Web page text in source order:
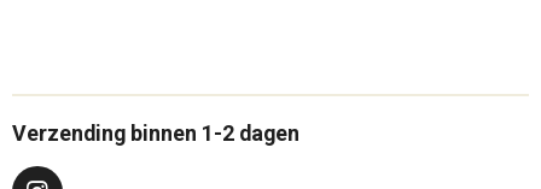
Verzending binnen 1-2 dagen